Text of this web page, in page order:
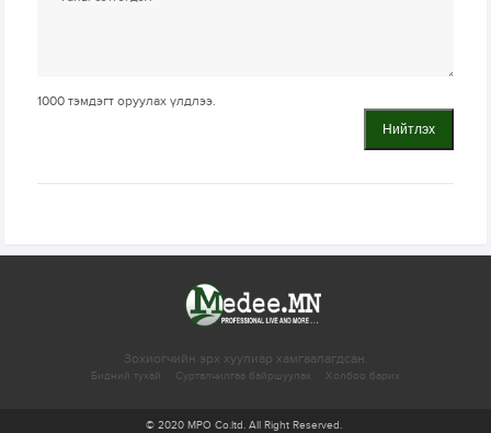
1000 тэмдэгт оруулах үлдлээ.
Нийтлэх
Зохиогчийн эрх хуулиар хамгаалагдсан.
Бидний тухай Сурталчилгаа байршуулах Холбоо барих
© 2020 MPO Co.ltd. All Right Reserved.